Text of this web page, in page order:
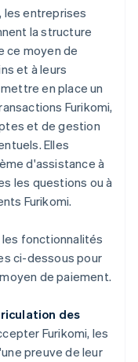
les entreprises
la structure
ce moyen de
et à leurs
en place un
Furikomi,
et de gestion
Elles
d'assistance à
les questions ou à
Furikomi.
fonctionnalités
ci-dessous pour
de paiement.
des
Furikomi, les
preuve de leur